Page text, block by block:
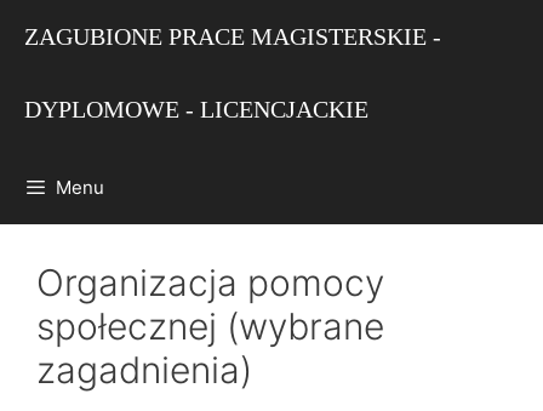
ZAGUBIONE PRACE MAGISTERSKIE -
DYPLOMOWE - LICENCJACKIE
Menu
Organizacja pomocy
społecznej (wybrane
zagadnienia)